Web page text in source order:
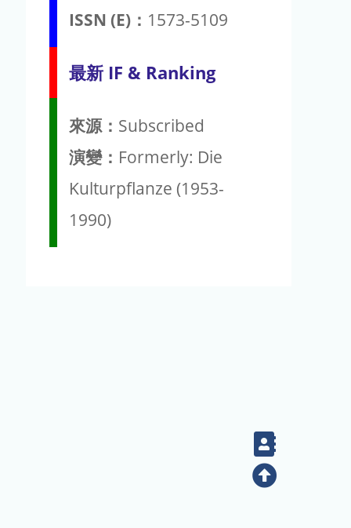
ISSN (E)： 1573-5109
最新 IF & Ranking
來源： Subscribed
演變： Formerly: Die
Kulturpflanze (1953-
1990)
Contact
Top